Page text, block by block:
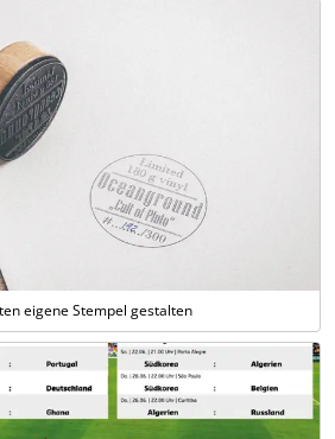
eigene Stempel gestalten